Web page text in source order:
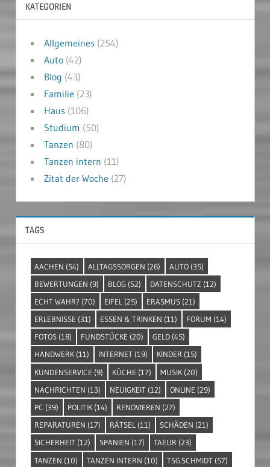
KATEGORIEN
Allgemeines(254)
Auto(42)
Blog (43)
Familie (23)
Haus(106)
Studium (50)
Tanzen (80)
Tanzen intern (11)
Zitat der Woche (27)
TAGS
AACHEN (54) ALLTAGSSORGEN (26) AUTO (35)
BEWERTUNGEN (9) BLOG (52) DATENSCHUTZ (12)
ECHT WAHR? (70) EIFEL (25) ERASMUS (21)
ERLEBNISSE (31) ESSEN & TRINKEN (11) FORUM (14)
FOTOS (18) FUNDSTÜCKE (20) GELD (45)
HANDWERK (11) INTERNET (19) KINDER (15)
KUNDENSERVICE (9) KÜCHE (17) MUSIK (20)
NACHRICHTEN (13) NEUIGKEIT (12) ONLINE (29)
PC (39) POLITIK (14) RENOVIEREN (27)
REPARATUREN (17) RÄTSEL (11) SCHÄDEN (21)
SICHERHEIT (12) SPANIEN (17) TAEUR (23)
TANZEN (10) TANZEN INTERN (10) TSG.SCHMIDT (57)